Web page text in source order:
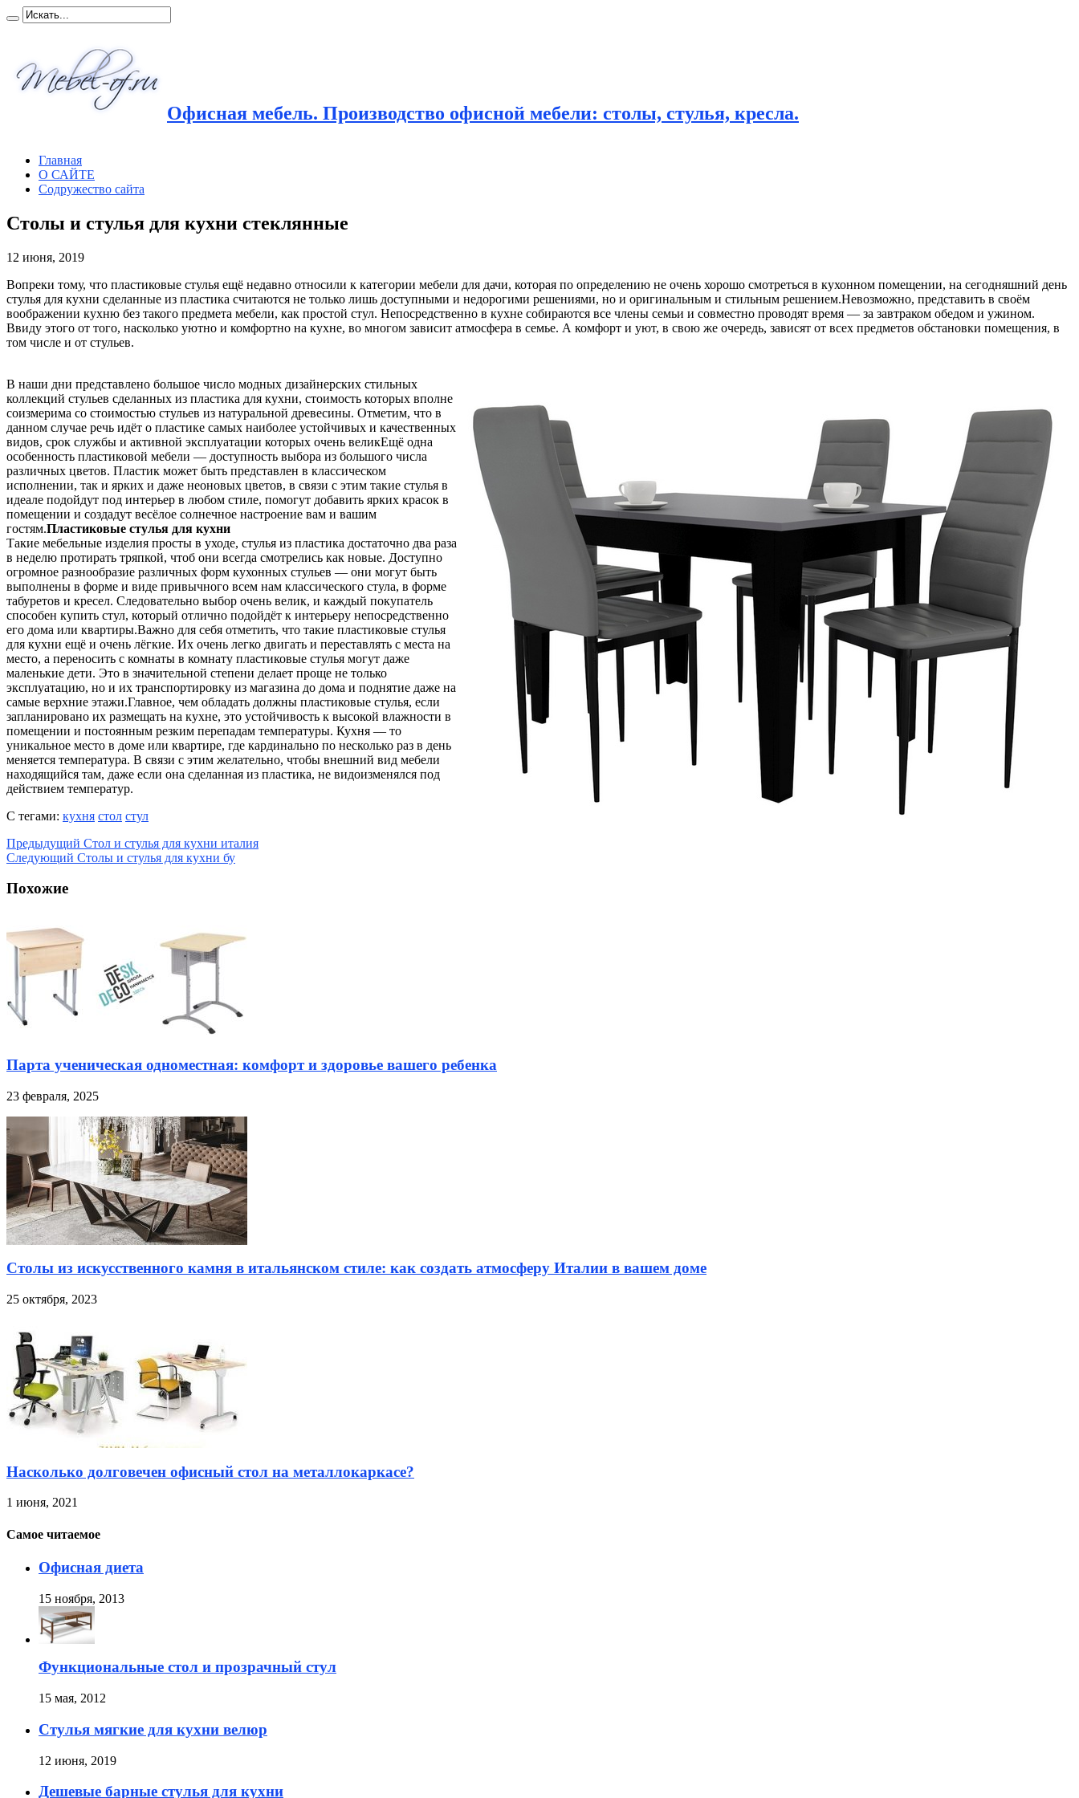
Офисная мебель. Производство офисной мебели: столы, стулья, кресла.
Главная
О САЙТЕ
Содружество сайта
Столы и стулья для кухни стеклянные
12 июня, 2019
Вопреки тому, что пластиковые стулья ещё недавно относили к категории мебели для дачи, которая по определению не очень хорошо смотреться в кухонном помещении, на сегодняшний день
стулья для кухни сделанные из пластика считаются не только лишь доступными и недорогими решениями, но и оригинальным и стильным решением.Невозможно, представить в своём
воображении кухню без такого предмета мебели, как простой стул. Непосредственно в кухне собираются все члены семьи и совместно проводят время — за завтраком обедом и ужином.
Ввиду этого от того, насколько уютно и комфортно на кухне, во многом зависит атмосфера в семье. А комфорт и уют, в свою же очередь, зависят от всех предметов обстановки помещения, в
том числе и от стульев.
В наши дни представлено большое число модных дизайнерских стильных
коллекций стульев сделанных из пластика для кухни, стоимость которых вполне
соизмерима со стоимостью стульев из натуральной древесины. Отметим, что в
данном случае речь идёт о пластике самых наиболее устойчивых и качественных
видов, срок службы и активной эксплуатации которых очень великЕщё одна
особенность пластиковой мебели — доступность выбора из большого числа
различных цветов. Пластик может быть представлен в классическом
исполнении, так и ярких и даже неоновых цветов, в связи с этим такие стулья в
идеале подойдут под интерьер в любом стиле, помогут добавить ярких красок в
помещении и создадут весёлое солнечное настроение вам и вашим
гостям.Пластиковые стулья для кухни
Такие мебельные изделия просты в уходе, стулья из пластика достаточно два раза
в неделю протирать тряпкой, чтоб они всегда смотрелись как новые. Доступно
огромное разнообразие различных форм кухонных стульев — они могут быть
выполнены в форме и виде привычного всем нам классического стула, в форме
табуретов и кресел. Следовательно выбор очень велик, и каждый покупатель
способен купить стул, который отлично подойдёт к интерьеру непосредственно
его дома или квартиры.Важно для себя отметить, что такие пластиковые стулья
для кухни ещё и очень лёгкие. Их очень легко двигать и переставлять с места на
место, а переносить с комнаты в комнату пластиковые стулья могут даже
маленькие дети. Это в значительной степени делает проще не только
эксплуатацию, но и их транспортировку из магазина до дома и поднятие даже на
самые верхние этажи.Главное, чем обладать должны пластиковые стулья, если
запланировано их размещать на кухне, это устойчивость к высокой влажности в
помещении и постоянным резким перепадам температуры. Кухня — то
уникальное место в доме или квартире, где кардинально по несколько раз в день
меняется температура. В связи с этим желательно, чтобы внешний вид мебели
находящийся там, даже если она сделанная из пластика, не видоизменялся под
действием температур.
С тегами: кухня стол стул
Предыдущий Стол и стулья для кухни италия
Следующий Столы и стулья для кухни бу
Похожие
Парта ученическая одноместная: комфорт и здоровье вашего ребенка
23 февраля, 2025
Столы из искусственного камня в итальянском стиле: как создать атмосферу Италии в вашем доме
25 октября, 2023
Насколько долговечен офисный стол на металлокаркасе?
1 июня, 2021
Самое читаемое
Офисная диета
15 ноября, 2013
Функциональные стол и прозрачный стул
15 мая, 2012
Стулья мягкие для кухни велюр
12 июня, 2019
Дешевые барные стулья для кухни